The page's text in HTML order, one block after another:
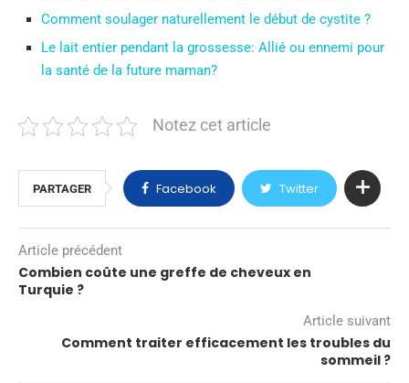
Comment soulager naturellement le début de cystite ?
Le lait entier pendant la grossesse: Allié ou ennemi pour
la santé de la future maman?
Notez cet article
PARTAGER Facebook Twitter
Article précédent
Combien coûte une greffe de cheveux en
Turquie ?
Article suivant
Comment traiter efficacement les troubles du
sommeil ?